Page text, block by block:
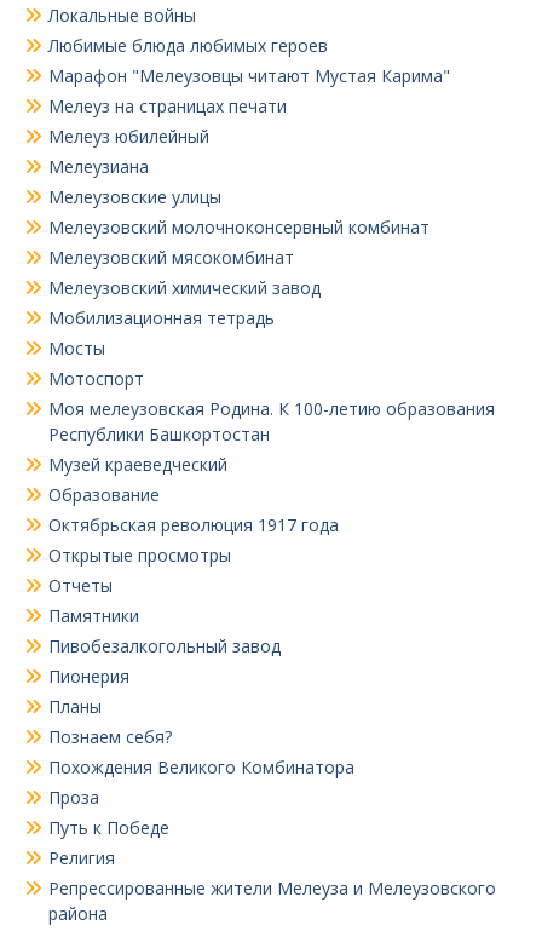
Локальные войны
Любимые блюда любимых героев
Марафон "Мелеузовцы читают Мустая Карима"
Мелеуз на страницах печати
Мелеуз юбилейный
Мелеузиана
Мелеузовские улицы
Мелеузовский молочноконсервный комбинат
Мелеузовский мясокомбинат
Мелеузовский химический завод
Мобилизационная тетрадь
Мосты
Мотоспорт
Моя мелеузовская Родина. К 100-летию образования
Республики Башкортостан
Музей краеведческий
Образование
Октябрьская революция 1917 года
Открытые просмотры
Отчеты
Памятники
Пивобезалкогольный завод
Пионерия
Планы
Познаем себя?
Похождения Великого Комбинатора
Проза
Путь к Победе
Религия
Репрессированные жители Мелеуза и Мелеузовского
района